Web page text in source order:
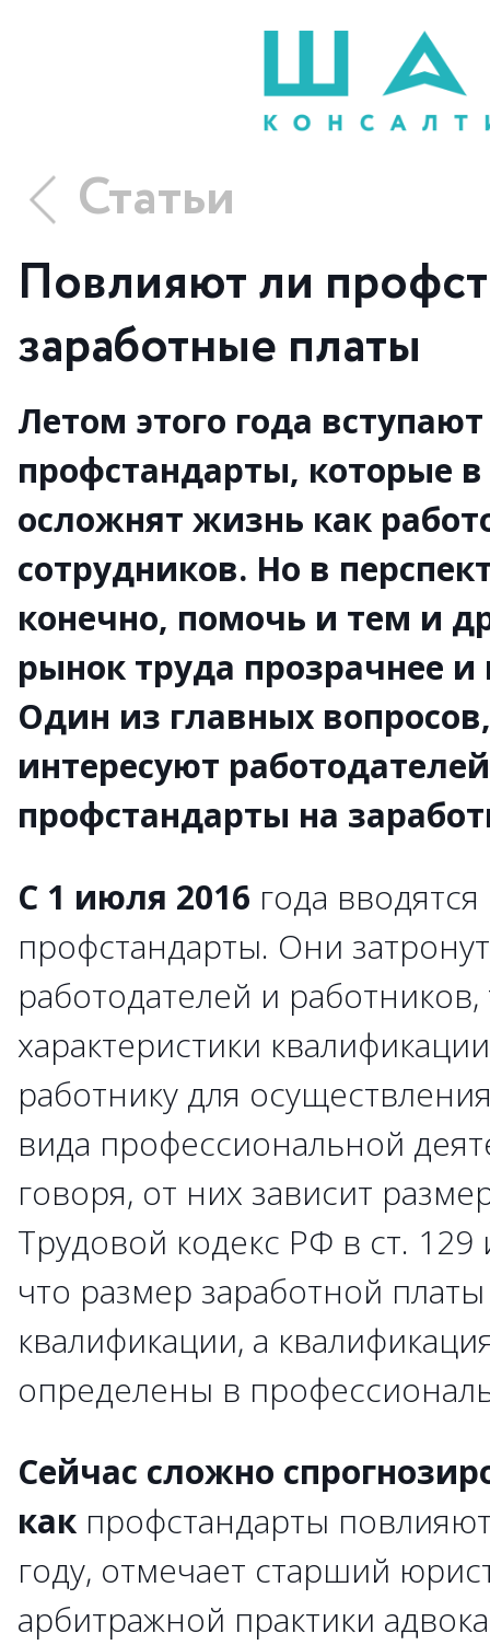
Статьи
Повлияют ли
заработные платы
Летом этого года
профстандарты, которые
осложнят жизнь как
сотрудников. Но в
конечно, помочь и тем и
рынок труда прозрачнее
Один из главных
интересуют
профстандарты на
С 1 июля 2016 года
профстандарты. Они
работодателей и
характеристики
работнику для
вида профессиональной
говоря, от них зависит
Трудовой кодекс РФ в ст. 129
что размер заработной
квалификации, а
определены в
Сейчас сложно
как профстандарты
году, отмечает старший
арбитражной практики